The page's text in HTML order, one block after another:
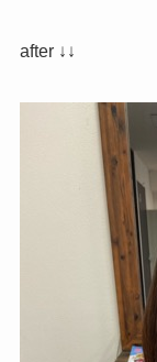
after ↓↓